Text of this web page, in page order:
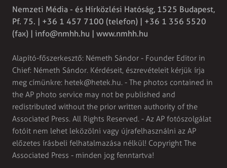
Nemzeti Média - és Hírközlési Hatóság, 1525 Budapest,
Pf. 75. | +36 1 457 7100 (telefon) | +36 1 356 5520
(fax) | info@nmhh.hu | www.nmhh.hu
Alapító-főszerkesztő: Németh Sándor - Founder Editor in
Chief: Németh Sándor. Kérdéseit, észrevételeit kérjük írja
meg címünkre: hetek@hetek.hu. - The photos contained in
the AP photo service may not be published and
redistributed without the prior written authority of the
Associated Press. All Rights Reserved. - Az AP fotószolgálat
fotóit nem lehet leközölni vagy újrafelhasználni az AP
előzetes írásbeli felhatalmazása nélkül! Copyright The
Associated Press - minden jog fenntartva!